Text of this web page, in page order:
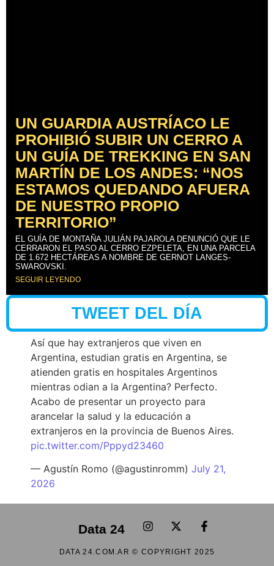
UN GUARDIA AUSTRÍACO LE
PROHIBIÓ SUBIR UN CERRO A
UN GUÍA DE TREKKING EN SAN
MARTÍN DE LOS ANDES: “NOS
ESTAMOS QUEDANDO AFUERA
DE NUESTRO PROPIO
TERRITORIO”
EL GUÍA DE MONTAÑA JULIÁN PAJAROLA DENUNCIÓ QUE LE
CERRARON EL PASO AL CERRO EZPELETA, EN UNA PARCELA
DE 1.672 HECTÁREAS A NOMBRE DE GERNOT LANGES-
SWAROVSKI.
SEGUIR LEYENDO
TWEET DEL DÍA
Así que hay extranjeros que viven en
Argentina, estudian gratis en Argentina, se
atienden gratis en hospitales Argentinos
mientras odian a la Argentina? Perfecto.
Acabo de presentar un proyecto para
arancelar la salud y la educación a
extranjeros en la provincia de Buenos Aires.
pic.twitter.com/Pppyd23460
— Agustín Romo (@agustinromm) July 21,
2026
Data 24
DATA 24.COM.AR © COPYRIGHT 2025